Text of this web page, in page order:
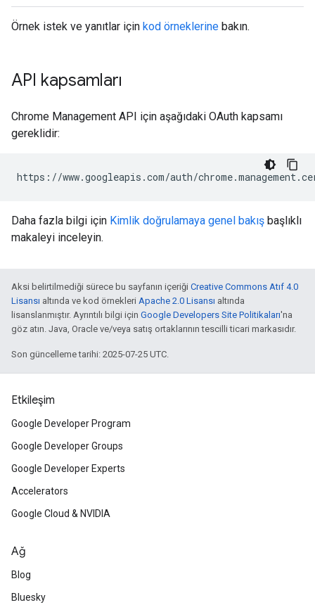
Örnek istek ve yanıtlar için kod örneklerine bakın.
API kapsamları
Chrome Management API için aşağıdaki OAuth kapsamı
gereklidir:
Daha fazla bilgi için Kimlik doğrulamaya genel bakış başlıklı
makaleyi inceleyin.
Aksi belirtilmediği sürece bu sayfanın içeriği Creative Commons Atıf 4.0
Lisansı altında ve kod örnekleri Apache 2.0 Lisansı altında
lisanslanmıştır. Ayrıntılı bilgi için Google Developers Site Politikaları'na
göz atın. Java, Oracle ve/veya satış ortaklarının tescilli ticari markasıdır.
Son güncelleme tarihi: 2025-07-25 UTC.
Etkileşim
Google Developer Program
Google Developer Groups
Google Developer Experts
Accelerators
Google Cloud & NVIDIA
Ağ
Blog
Bluesky